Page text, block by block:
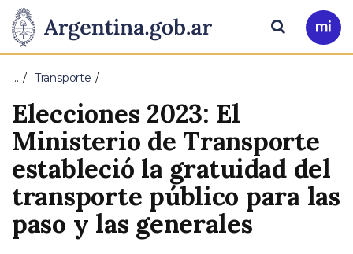
Presidencia
de
la
Nación
Pasar al contenido principal
Ir
a
Buscar
… Transporte
Elecciones 2023: El
Ministerio de Transporte
estableció la gratuidad del
transporte público para las
paso y las generales